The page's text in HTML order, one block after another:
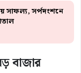
সাফল্য, সর্পদংশনে
বাজার